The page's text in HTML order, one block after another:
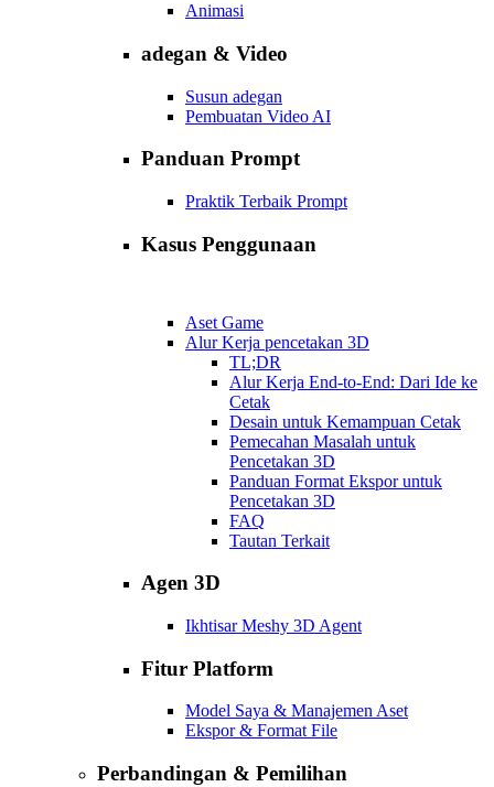
Animasi
adegan & Video
Susun adegan
Pembuatan Video AI
Panduan Prompt
Praktik Terbaik Prompt
Kasus Penggunaan
Aset Game
Alur Kerja pencetakan 3D
TL;DR
Alur Kerja End-to-End: Dari Ide ke
Cetak
Desain untuk Kemampuan Cetak
Pemecahan Masalah untuk
Pencetakan 3D
Panduan Format Ekspor untuk
Pencetakan 3D
FAQ
Tautan Terkait
Agen 3D
Ikhtisar Meshy 3D Agent
Fitur Platform
Model Saya & Manajemen Aset
Ekspor & Format File
Perbandingan & Pemilihan